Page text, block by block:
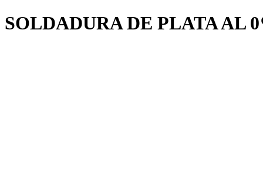
SOLDADURA DE PLATA AL